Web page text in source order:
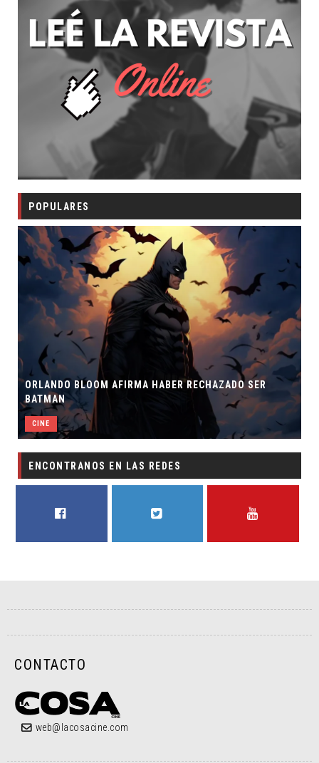
POPULARES
ORLANDO BLOOM AFIRMA HABER RECHAZADO SER
BATMAN
CINE
ENCONTRANOS EN LAS REDES
CONTACTO
web@lacosacine.com